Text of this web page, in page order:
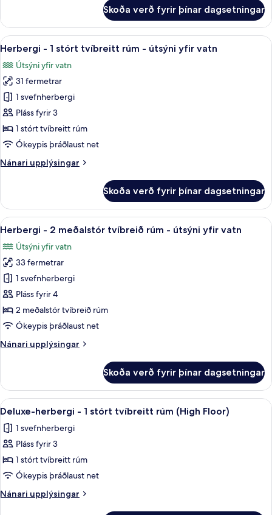
svíta
útsýni
á
Skoða verð fyrir þínar dagsetningar
Skoða
allar
myndir
fyrir
Herbergi
-
1
stórt
tvíbreitt
rúm
yfir
vatn
10
Herbergi - 1 stórt tvíbreitt rúm - útsýni yfir vatn
Útsýni yfir vatn
31 fermetrar
1 svefnherbergi
Pláss fyrir 3
1 stórt tvíbreitt rúm
Ókeypis þráðlaust net
Nánari upplýsingar
Nánari
-
stórt
tvíbreitt
rúm
útsýni
yfir
vatn
Skoða verð fyrir þínar dagsetningar
Skoða
allar
myndir
fyrir
Herbergi
-
2
meðalstór
tvíbreið
rúm
yfir
vatn
Herbergi - 2 meðalstór tvíbreið rúm
11
Herbergi - 2 meðalstór tvíbreið rúm - útsýni yfir vatn
Útsýni yfir vatn
33 fermetrar
1 svefnherbergi
Pláss fyrir 4
2 meðalstór tvíbreið rúm
Ókeypis þráðlaust net
Nánari upplýsingar
Nánari
-
meðalstór
rúm
yfir
vatn
Skoða verð fyrir þínar dagsetningar
Skoða
allar
myndir
fyrir
Deluxe-
herbergi
-
1
Rúmföt af bestu gerð, rúm með
3
Deluxe-herbergi - 1 stórt tvíbreitt rúm (High Floor)
1 svefnherbergi
Pláss fyrir 3
1 stórt tvíbreitt rúm
Ókeypis þráðlaust net
Nánari upplýsingar
Nánari